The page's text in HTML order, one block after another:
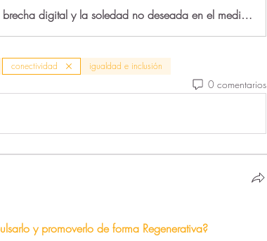
Lucha contra la brecha digital y la soledad no deseada en el medio rural
conectividad
igualdad e inclusión
0 comentarios
y promoverlo de forma Regenerativa?